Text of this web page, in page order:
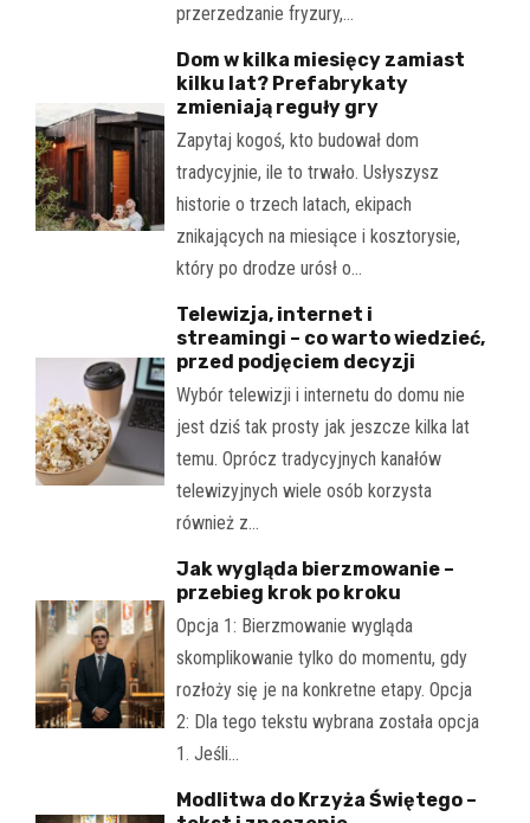
przerzedzanie fryzury,…
Dom w kilka miesięcy zamiast
kilku lat? Prefabrykaty
zmieniają reguły gry
Zapytaj kogoś, kto budował dom
tradycyjnie, ile to trwało. Usłyszysz
historie o trzech latach, ekipach
znikających na miesiące i kosztorysie,
który po drodze urósł o…
Telewizja, internet i
streamingi – co warto wiedzieć,
przed podjęciem decyzji
Wybór telewizji i internetu do domu nie
jest dziś tak prosty jak jeszcze kilka lat
temu. Oprócz tradycyjnych kanałów
telewizyjnych wiele osób korzysta
również z…
Jak wygląda bierzmowanie –
przebieg krok po kroku
Opcja 1: Bierzmowanie wygląda
skomplikowanie tylko do momentu, gdy
rozłoży się je na konkretne etapy. Opcja
2: Dla tego tekstu wybrana została opcja
1. Jeśli…
Modlitwa do Krzyża Świętego –